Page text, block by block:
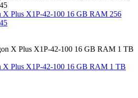
X Plus X1P-42-100 16 GB RAM 256
X Plus X1P-42-100 16 GB RAM 1 TB